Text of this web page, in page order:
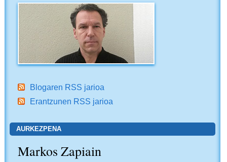
Blogaren RSS jarioa
Erantzunen RSS jarioa
AURKEZPENA
Markos Zapiain